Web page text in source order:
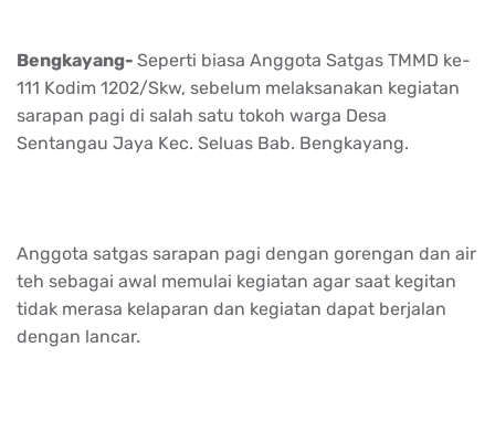
Bengkayang- Seperti biasa Anggota Satgas TMMD ke-
111 Kodim 1202/Skw, sebelum melaksanakan kegiatan
sarapan pagi di salah satu tokoh warga Desa
Sentangau Jaya Kec. Seluas Bab. Bengkayang.
Anggota satgas sarapan pagi dengan gorengan dan air
teh sebagai awal memulai kegiatan agar saat kegitan
tidak merasa kelaparan dan kegiatan dapat berjalan
dengan lancar.